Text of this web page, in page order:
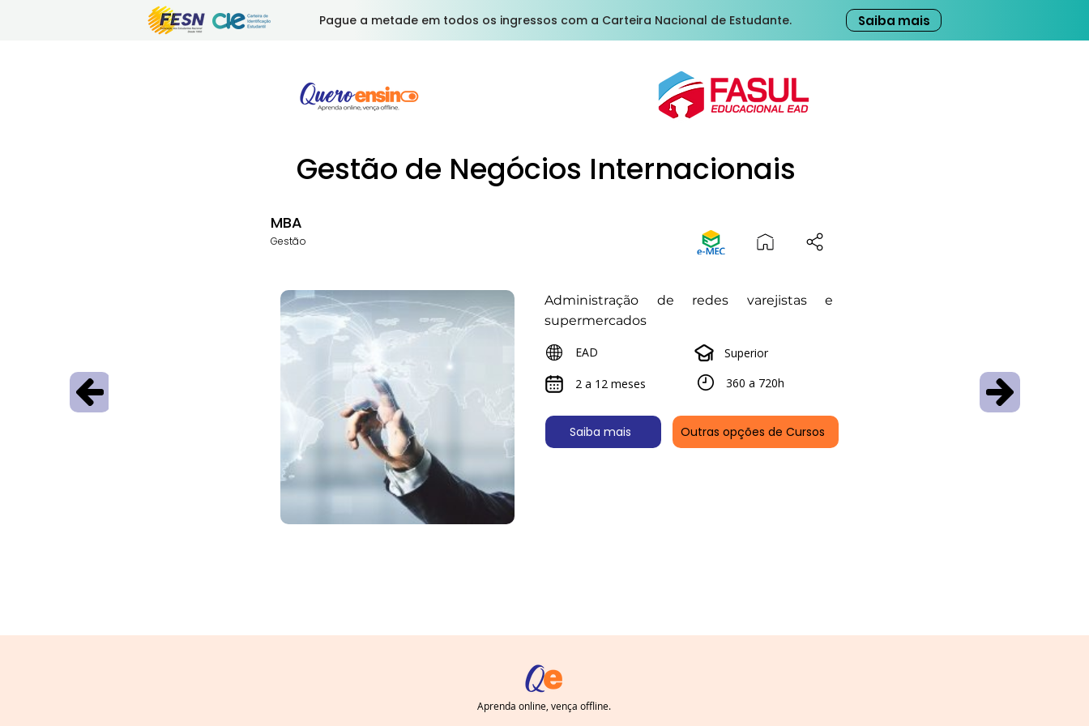
Pague a metade em todos os ingressos com a Carteira Nacional de Estudante. Saiba mais
Gestão de Negócios Internacionais
MBA
Gestão
Administração de redes varejistas e
supermercados
EAD
Superior
2 a 12 meses
360 a 720h
Saiba mais Outras opções de Cursos
Aprenda online, vença offline.